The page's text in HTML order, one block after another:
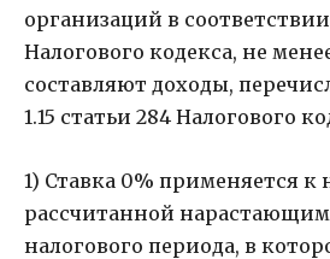
организаций в соответствии
Налогового кодекса, не
составляют доходы,
1.15 статьи 284 Налогового
1) Ставка 0% применяется к
рассчитанной нарастающим
налогового периода, в